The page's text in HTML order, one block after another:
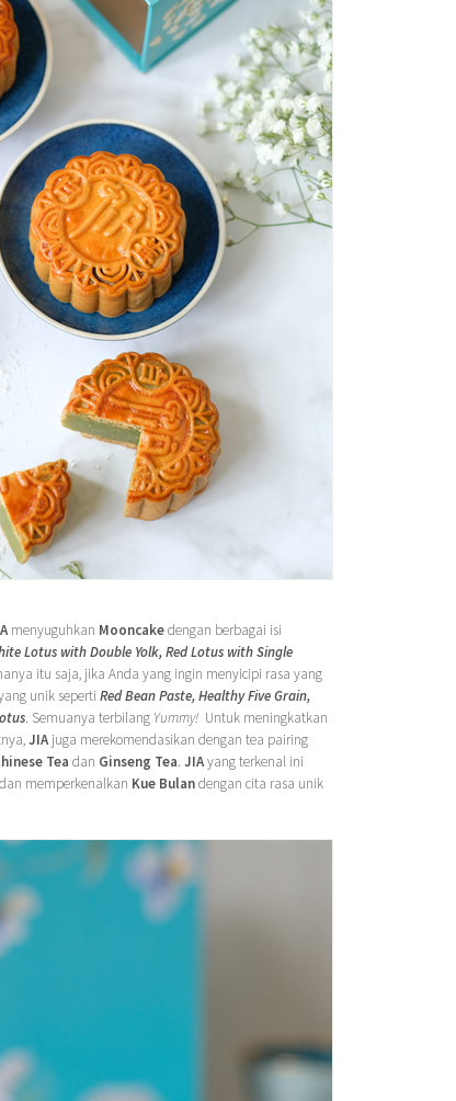
menyuguhkan Mooncakedengan berbagai isi
Lotus with Double Yolk, Red Lotus with Single
itu saja, jika Anda yang ingin menyicipi rasa yang
unik seperti Red Bean Paste, Healthy Five Grain,
. Semuanya terbilang Yummy! Untuk meningkatkan
JIA juga merekomendasikan dengan tea pairing
Tea dan Ginseng Tea. JIAyang terkenal ini
memperkenalkan Kue Bulandengan cita rasa unik